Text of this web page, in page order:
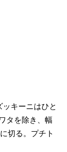
キーニはひと
タを除き、幅
切る。プチト